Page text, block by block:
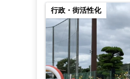
行政・街活性化